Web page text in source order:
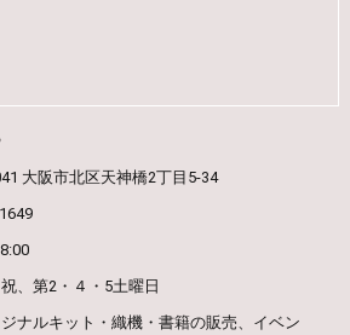
大阪市北区天神橋2丁目5-34
、第2・４・5土曜日
ナルキット・織機・書籍の販売、 イベン